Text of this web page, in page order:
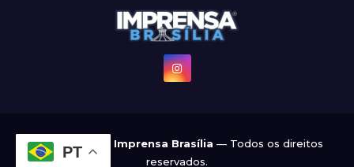
© 2022 - 2026 Imprensa Brasília — Todos os direitos
reservados.
PT